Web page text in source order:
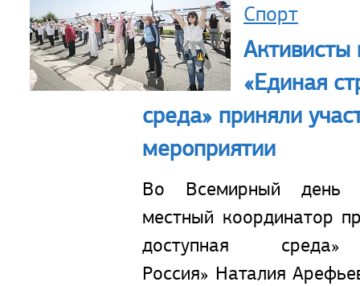
Спорт
Активисты
«Единая
среда» приняли
мероприятии
Во Всемирный день
местный координатор
доступная
Россия» Наталия